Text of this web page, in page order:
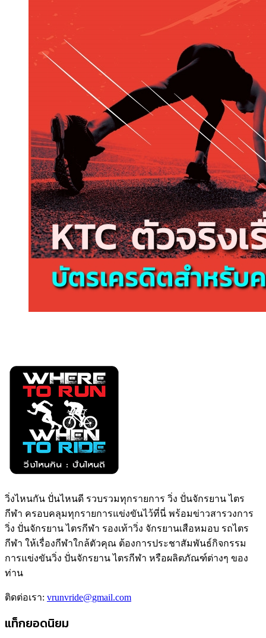
วิ่งไหนกัน ปั่นไหนดี รวบรวมทุกรายการ วิ่ง ปั่นจักรยาน ไตร
กีฬา ครอบคลุมทุกรายการแข่งขันไว้ที่นี่ พร้อมข่าวสารวงการ
วิ่ง ปั่นจักรยาน ไตรกีฬา รองเท้าวิ่ง จักรยานเสือหมอบ รถไตร
กีฬา ให้เรื่องกีฬาใกล้ตัวคุณ ต้องการประชาสัมพันธ์กิจกรรม
การแข่งขันวิ่ง ปั่นจักรยาน ไตรกีฬา หรือผลิตภัณฑ์ต่างๆ ของ
ท่าน
ติดต่อเรา: vrunvride@gmail.com
แท็กยอดนิยม